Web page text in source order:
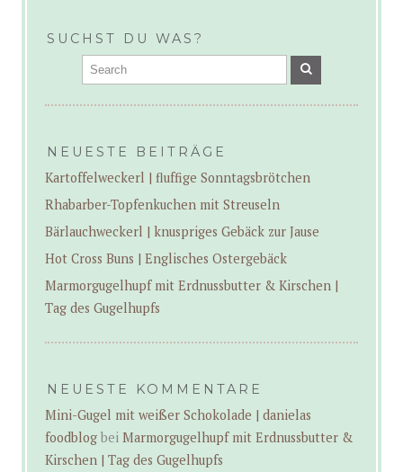
SUCHST DU WAS?
NEUESTE BEITRÄGE
Kartoffelweckerl | fluffige Sonntagsbrötchen
Rhabarber-Topfenkuchen mit Streuseln
Bärlauchweckerl | knuspriges Gebäck zur Jause
Hot Cross Buns | Englisches Ostergebäck
Marmorgugelhupf mit Erdnussbutter & Kirschen |
Tag des Gugelhupfs
NEUESTE KOMMENTARE
Mini-Gugel mit weißer Schokolade | danielas
foodblogbei Marmorgugelhupf mit Erdnussbutter &
Kirschen | Tag des Gugelhupfs